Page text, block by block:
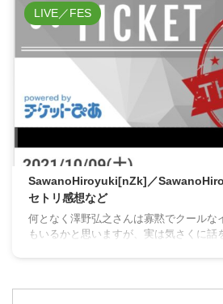
LIVE／FES
SawanoHiroyuki[nZk]／
セトリ感想など
何となく澤野弘之さんは寡黙でクールな
もいるかと思いますが、実は気さくに話